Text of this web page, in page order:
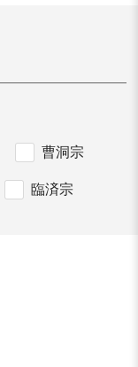
曹洞宗
臨済宗